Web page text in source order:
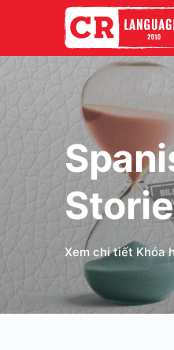
Xem chi tiết Khóa